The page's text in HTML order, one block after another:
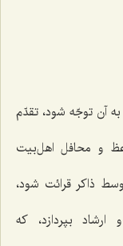
آن توجّه شود، تقدّم
و محافل اهل‌بیت
ذاکر قرائت شود،
بپردازد، که